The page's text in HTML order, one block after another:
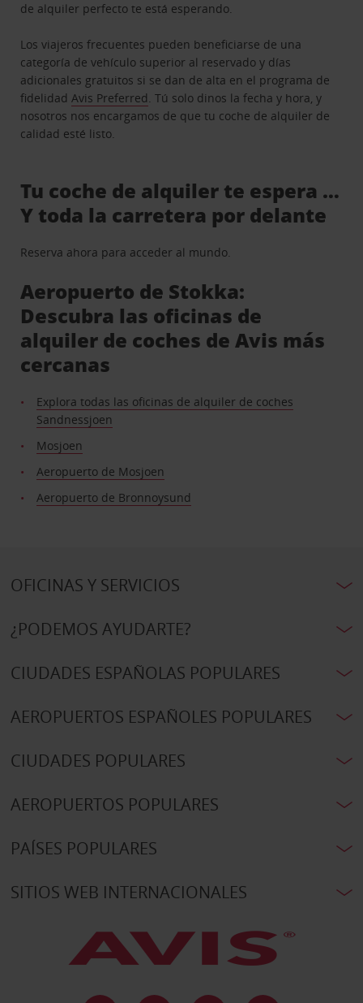
de alquiler perfecto te está esperando.
Los viajeros frecuentes pueden beneficiarse de una
categoría de vehículo superior al reservado y días
adicionales gratuitos si se dan de alta en el programa de
fidelidadAvis Preferred. Tú solo dinos la fecha y hora, y
nosotros nos encargamos de que tu coche de alquiler de
calidad esté listo.
Tu coche de alquiler te espera …
Y toda la carretera por delante
Reserva ahora para acceder al mundo.
Aeropuerto de Stokka:
Descubra las oficinas de
alquiler de coches de Avis más
cercanas
Explora todas las oficinas de alquiler de coches
Sandnessjoen
Mosjoen
Aeropuerto de Mosjoen
Aeropuerto de Bronnoysund
OFICINAS Y SERVICIOS
¿PODEMOS AYUDARTE?
CIUDADES ESPAÑOLAS POPULARES
AEROPUERTOS ESPAÑOLES POPULARES
CIUDADES POPULARES
AEROPUERTOS POPULARES
PAÍSES POPULARES
SITIOS WEB INTERNACIONALES